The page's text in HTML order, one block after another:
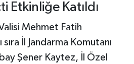
Etkinliğe Katıldı
Mehmet Fatih
İl Jandarma Komutanı
Şener Kaytez, İl Özel